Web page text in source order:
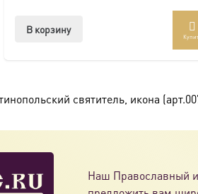
В корзину
святитель, икона
Наш Православный